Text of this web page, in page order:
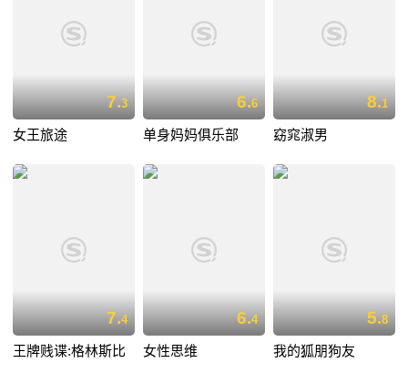
7.3
女王旅途
6.6
单身妈妈俱乐部
8.1
窈窕淑男
7.4
王牌贱谍:格林斯比
6.4
女性思维
5.8
我的狐朋狗友